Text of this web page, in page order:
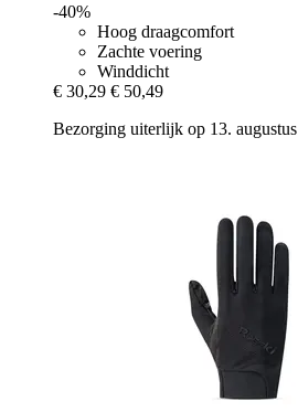
-40%
Hoog draagcomfort
Zachte voering
Winddicht
€ 30,29 € 50,49
Bezorging uiterlijk op 13. augustus